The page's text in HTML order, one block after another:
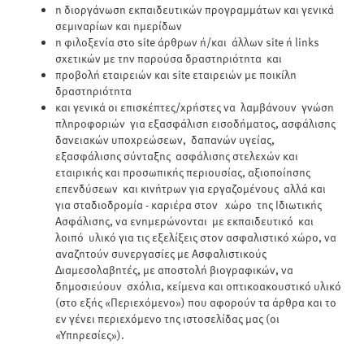
η διοργάνωση εκπαιδευτικών προγραμμάτων και γενικά
σεμιναρίων και ημερίδων
η φιλοξενία στο site άρθρων ή/και άλλων site ή links
σχετικών με την παρούσα δραστηριότητα και
προβολή εταιρειών και site εταιρειών με ποικίλη
δραστηριότητα
και γενικά οι επισκέπτες/χρήστες να λαμβάνουν γνώση
πληροφοριών για εξασφάλιση εισοδήματος, ασφάλισης
δανειακών υποχρεώσεων, δαπανών υγείας,
εξασφάλισης σύνταξης ασφάλισης στελεχών και
εταιρικής και προσωπικής περιουσίας, αξιοποίησης
επενδύσεων και κινήτρων για εργαζομένους αλλά και
για σταδιοδρομία - καριέρα στον χώρο της Ιδιωτικής
Ασφάλισης, να ενημερώνονται με εκπαιδευτικό και
λοιπό υλικό για τις εξελίξεις στον ασφαλιστικό χώρο, να
αναζητούν συνεργασίες με Ασφαλιστικούς
Διαμεσολαβητές, με αποστολή βιογραφικών, να
δημοσιεύουν σχόλια, κείμενα και οπτικοακουστικό υλικό
(στο εξής «Περιεχόμενο») που αφορούν τα άρθρα και το
εν γένει περιεχόμενο της ιστοσελίδας μας (οι
«Υπηρεσίες»).